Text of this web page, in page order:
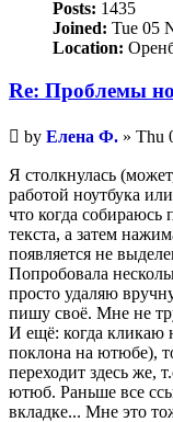
Posts: 1435
Joined: Tue 05
Location:
Re: Проблемы
Unread
post
by Елена Ф. » Thu
Я столкнулась
работой ноутбука
что когда
текста, а затем
появляется не
Попробовала
просто удаляю
пишу своё. Мне не
И ещё: когда кликаю
поклона на ютюбе),
переходит здесь же,
ютюб. Раньше все
вкладке... Мне это